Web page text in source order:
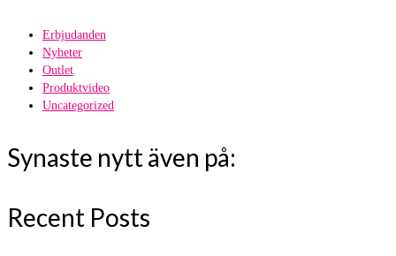
Erbjudanden
Nyheter
Outlet
Produktvideo
Uncategorized
Synaste nytt även på:
Recent Posts